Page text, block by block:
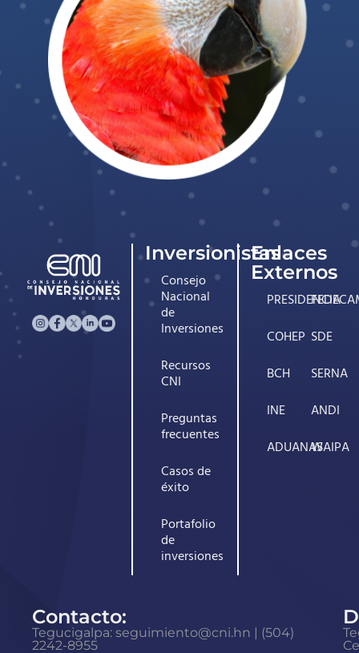
Inversionistas
Consejo
Nacional
de
Inversiones
Recursos
CNI
Preguntas
frecuentes
Casos de
éxito
Portafolio
de
inversiones
Enlaces
Externos
PRESIDENCIA
COHEP
BCH
INE
ADUANAS
SDE
SERNA
ANDI
WAIPA
Contacto:
Tegucigalpa: seguimiento@cni.hn | (504)
2242-8955